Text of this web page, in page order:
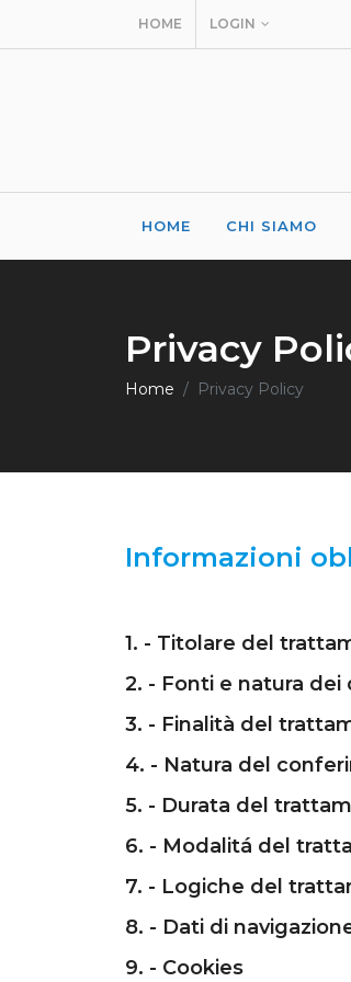
HOME LOGIN
HOME CHI SIAMO
Privacy
Home Privacy Policy
Informazioni
1. - Titolare del
2. - Fonti e natura dei
3. - Finalità del
4. - Natura del
5. - Durata del
6. - Modalitá del
7. - Logiche del
8. - Dati di
9. - Cookies